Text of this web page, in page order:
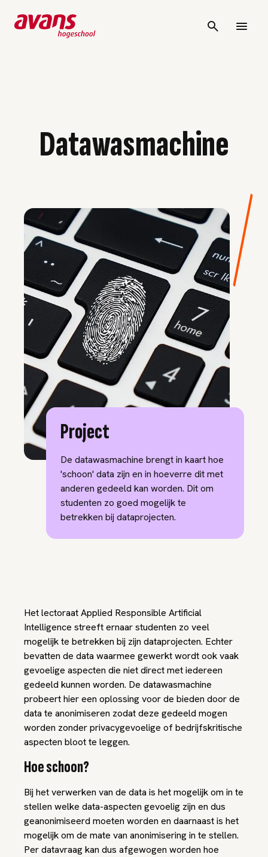
Datawasmachine
Project
De datawasmachine brengt in kaart hoe
'schoon' data zijn en in hoeverre dit met
anderen gedeeld kan worden. Dit om
studenten zo goed mogelijk te
betrekken bij dataprojecten.
Het lectoraat Applied Responsible Artificial
Intelligence streeft ernaar studenten zo veel
mogelijk te betrekken bij zijn dataprojecten. Echter
bevatten de data waarmee gewerkt wordt ook vaak
gevoelige aspecten die niet direct met iedereen
gedeeld kunnen worden. De datawasmachine
probeert hier een oplossing voor de bieden door de
data te anonimiseren zodat deze gedeeld mogen
worden zonder privacygevoelige of bedrijfskritische
aspecten bloot te leggen.
Hoe schoon?
Bij het verwerken van de data is het mogelijk om in te
stellen welke data-aspecten gevoelig zijn en dus
geanonimiseerd moeten worden en daarnaast is het
mogelijk om de mate van anonimisering in te stellen.
Per datavraag kan dus afgewogen worden hoe